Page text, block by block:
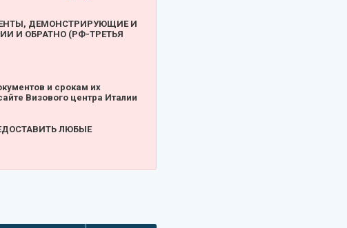
ДЕМОНСТРИРУЮЩИЕ И
И ОБРАТНО (РФ-ТРЕТЬЯ
и срокам их
Визового центра Италии
ЛЮБЫЕ